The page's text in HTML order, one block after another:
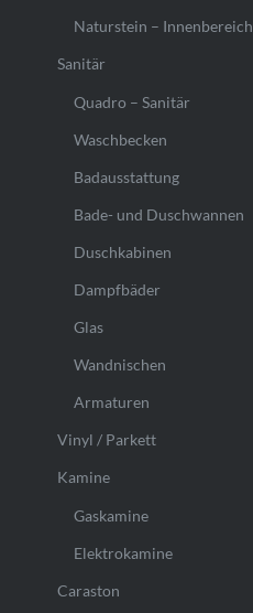
Naturstein – Innenbereich
Sanitär
Quadro – Sanitär
Waschbecken
Badausstattung
Bade- und Duschwannen
Duschkabinen
Dampfbäder
Glas
Wandnischen
Armaturen
Vinyl / Parkett
Kamine
Gaskamine
Elektrokamine
Caraston